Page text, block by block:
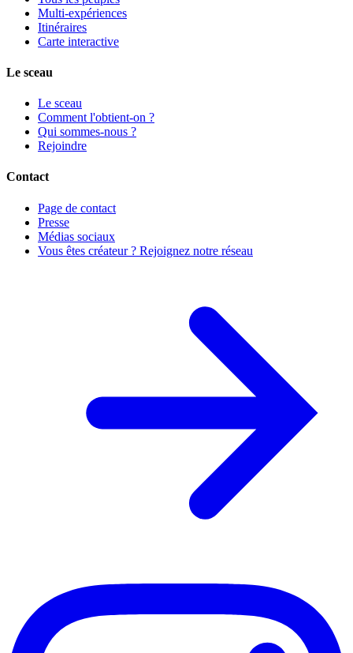
Multi-expériences
Itinéraires
Carte interactive
Le sceau
Le sceau
Comment l'obtient-on ?
Qui sommes-nous ?
Rejoindre
Contact
Page de contact
Presse
Médias sociaux
Vous êtes créateur ? Rejoignez notre réseau